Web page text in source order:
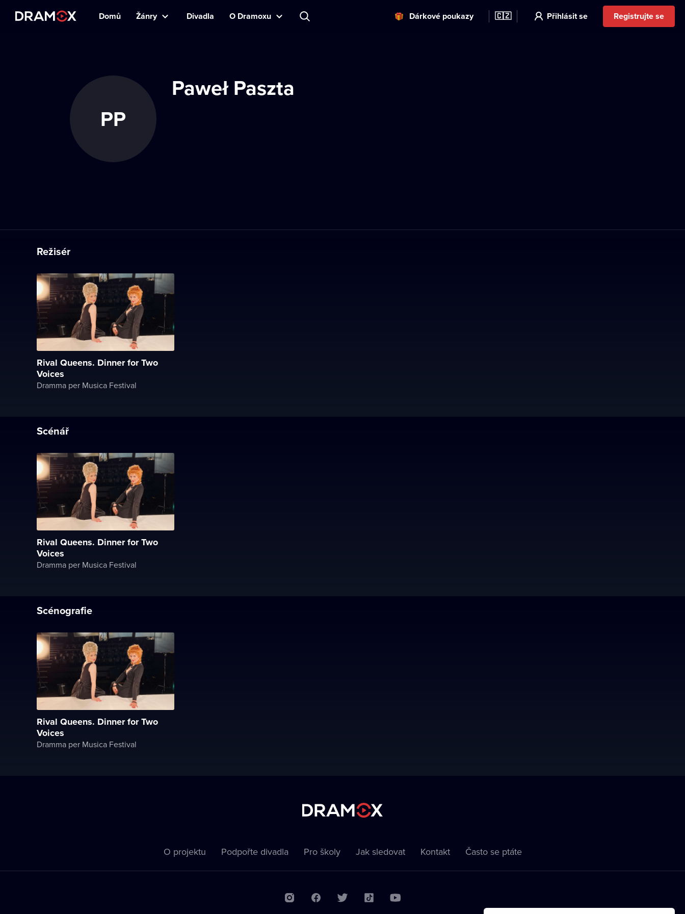
Domů Žánry Divadla O Dramoxu Dárkové poukazy 🇨🇿 Přihlásit se Registrujte se
PP
Paweł Paszta
Režisér
Rival Queens. Dinner for Two
Voices
Dramma per Musica Festival
Scénář
Rival Queens. Dinner for Two
Voices
Dramma per Musica Festival
Scénografie
Rival Queens. Dinner for Two
Voices
Dramma per Musica Festival
O projektu Podpořte divadla Pro školy Jak sledovat Kontakt Často se ptáte